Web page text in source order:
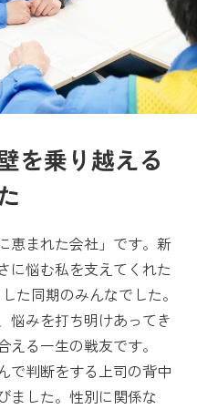
を乗り越える
恵まれた会社」です。新
に悩む私を支えてくれた
た同期のみんなでした。
悩みを打ち明けあってき
る一生の戦友です。
で判断をする上司の背中
ました。性別に関係な